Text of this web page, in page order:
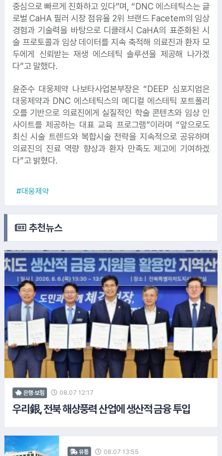
중심으로 빠르게 진화하고 있다”며, “DNC 에스테틱스는 글
로벌 CaHA 필러 시장 점유율 2위 브랜드 Facetem의 임상
경험과 기술력을 바탕으로 디클래시 CaHA의 표준화된 시
술 프로토콜과 임상 데이터를 지속 축적해 의료진과 환자 모
두에게 신뢰받는 재생 에스테틱 솔루션을 제공해 나가겠
다”고 말했다.
윤준수 대웅제약 나보타사업본부장은 “DEEP 심포지엄은
대웅제약과 DNC 에스테틱스의 메디컬 에스테틱 포트폴리
오를 기반으로 의료진에게 실질적인 학술 콘텐츠와 임상 인
사이트를 제공하는 대표 교육 프로그램”이라며 “앞으로도
최신 시술 트렌드와 복합시술 전략을 지속적으로 공유하며
의료진의 진료 역량 향상과 환자 만족도 제고에 기여하겠
다”고 밝혔다.
#대웅제약
추천뉴스
은행·보험 08.07 12:17
우리銀, 전북 해상풍력 산업에 생산적 금융 투입
유통 08.07 13:55
11.일동제약
10.한국투자증권
9. 신라면세점
#하이트진로
#삼성증권
#SPC그룹